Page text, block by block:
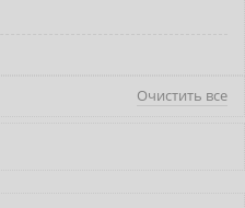
Очистить все